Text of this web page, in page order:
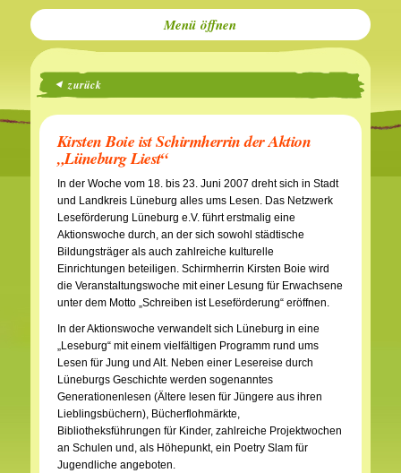
Menü
zurück
Kirsten Boie ist Schirmherrin der Aktion
„Lüneburg Liest“
In der Woche vom 18. bis 23. Juni 2007 dreht sich in Stadt
und Landkreis Lüneburg alles ums Lesen. Das Netzwerk
Leseförderung Lüneburg e.V. führt erstmalig eine
Aktionswoche durch, an der sich sowohl städtische
Bildungsträger als auch zahlreiche kulturelle
Einrichtungen beteiligen. Schirmherrin Kirsten Boie wird
die Veranstaltungswoche mit einer Lesung für Erwachsene
unter dem Motto „Schreiben ist Leseförderung“ eröffnen.
In der Aktionswoche verwandelt sich Lüneburg in eine
„Leseburg“ mit einem vielfältigen Programm rund ums
Lesen für Jung und Alt. Neben einer Lesereise durch
Lüneburgs Geschichte werden sogenanntes
Generationenlesen (Ältere lesen für Jüngere aus ihren
Lieblingsbüchern), Bücherflohmärkte,
Bibliotheksführungen für Kinder, zahlreiche Projektwochen
an Schulen und, als Höhepunkt, ein Poetry Slam für
Jugendliche angeboten.